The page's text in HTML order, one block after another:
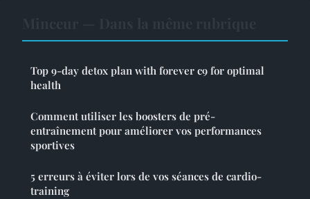
Top 9-day detox plan with forever c9 for optimal
health
Comment utiliser les boosters de pré-
entraînement pour améliorer vos performances
sportives
5 erreurs à éviter lors de vos séances de cardio-
training